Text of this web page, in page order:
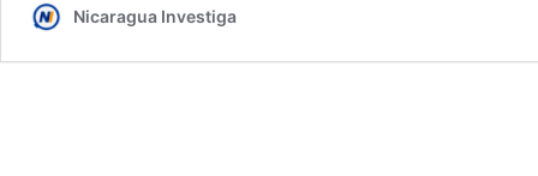
Nicaragua Investiga